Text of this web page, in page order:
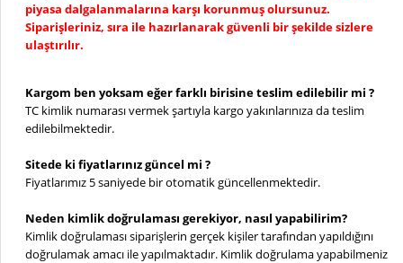
piyasa dalgalanmalarına karşı korunmuş olursunuz.
Siparişleriniz, sıra ile hazırlanarak güvenli bir şekilde sizlere
ulaştırılır.
Kargom ben yoksam eğer farklı birisine teslim edilebilir mi ?
TC kimlik numarası vermek şartıyla kargo yakınlarınıza da teslim
edilebilmektedir.
Sitede ki fiyatlarınız güncel mi ?
Fiyatlarımız 5 saniyede bir otomatik güncellenmektedir.
Neden kimlik doğrulaması gerekiyor, nasıl yapabilirim?
Kimlik doğrulaması siparişlerin gerçek kişiler tarafından yapıldığını
doğrulamak amacı ile yapılmaktadır. Kimlik doğrulama yapabilmeniz